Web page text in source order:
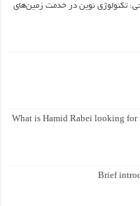
تکنولوژی نوین در خدمت زمین‌های
What is Hamid Rabei looking for
Brief